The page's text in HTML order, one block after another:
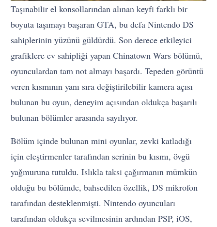
Taşınabilir el konsollarından alınan keyfi farklı bir
boyuta taşımayı başaran GTA, bu defa Nintendo DS
sahiplerinin yüzünü güldürdü. Son derece etkileyici
grafiklere ev sahipliği yapan Chinatown Wars bölümü,
oyunculardan tam not almayı başardı. Tepeden görüntü
veren kısmının yanı sıra değiştirilebilir kamera açısı
bulunan bu oyun, deneyim açısından oldukça başarılı
bulunan bölümler arasında sayılıyor.
Bölüm içinde bulunan mini oyunlar, zevki katladığı
için eleştirmenler tarafından serinin bu kısmı, övgü
yağmuruna tutuldu. Islıkla taksi çağırmanın mümkün
olduğu bu bölümde, bahsedilen özellik, DS mikrofon
tarafından desteklenmişti. Nintendo oyuncuları
tarafından oldukça sevilmesinin ardından PSP, iOS,